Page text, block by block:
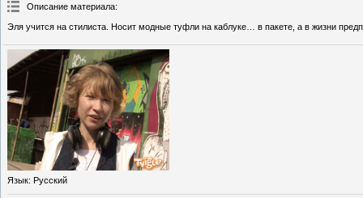
Описание материала:
Эля учится на стилиста. Носит модные туфли на каблуке… в пакете, а в жизни
Язык: Русский